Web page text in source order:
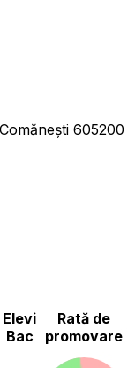
605200
Elevi
Bac
Rată de
promovare